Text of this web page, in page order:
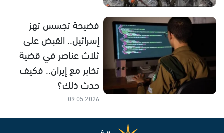
فضيحة تجسس تهز
إسرائيل.. القبض على
ثلاث عناصر في قضية
تخابر مع إيران.. فكيف
حدث ذلك؟
09.05.2026